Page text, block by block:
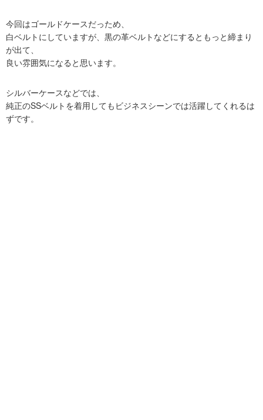
今回はゴールドケースだっため、
白ベルトにしていますが、黒の革ベルトなどにするともっと締まり
が出て、
良い雰囲気になると思います。
シルバーケースなどでは、
純正のSSベルトを着用してもビジネスシーンでは活躍してくれるは
ずです。